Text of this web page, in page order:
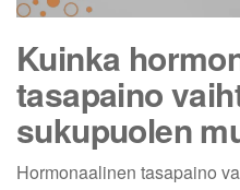
Kuinka
tasapaino
sukupuolen
Hormonaalinen tasapaino